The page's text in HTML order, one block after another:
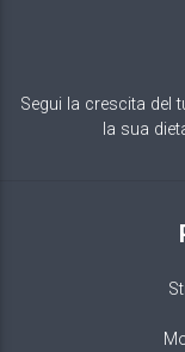
Segui la crescita del
la sua